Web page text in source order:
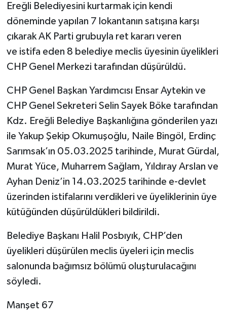
Ereğli Belediyesini kurtarmak için kendi
döneminde yapılan 7 lokantanın satışına karşı
çıkarak AK Parti grubuyla ret kararı veren
ve istifa eden 8 belediye meclis üyesinin üyelikleri
CHP Genel Merkezi tarafından düşürüldü.
CHP Genel Başkan Yardımcısı Ensar Aytekin ve
CHP Genel Sekreteri Selin Sayek Böke tarafından
Kdz. Ereğli Belediye Başkanlığına gönderilen yazı
ile Yakup Şekip Okumuşoğlu, Naile Bingöl, Erdinç
Sarımsak’ın 05.03.2025 tarihinde, Murat Gürdal,
Murat Yüce, Muharrem Sağlam, Yıldıray Arslan ve
Ayhan Deniz’in 14.03.2025 tarihinde e-devlet
üzerinden istifalarını verdikleri ve üyeliklerinin üye
kütüğünden düşürüldükleri bildirildi.
Belediye Başkanı Halil Posbıyık, CHP’den
üyelikleri düşürülen meclis üyeleri için meclis
salonunda bağımsız bölümü oluşturulacağını
söyledi.
Manşet 67